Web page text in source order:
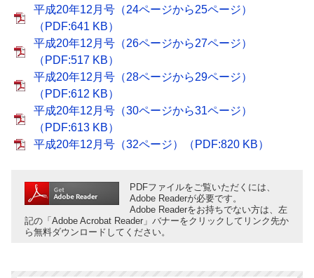
平成20年12月号（24ページから25ページ）
（PDF:641 KB）
平成20年12月号（26ページから27ページ）
（PDF:517 KB）
平成20年12月号（28ページから29ページ）
（PDF:612 KB）
平成20年12月号（30ページから31ページ）
（PDF:613 KB）
平成20年12月号（32ページ）（PDF:820 KB）
PDFファイルをご覧いただくには、
Adobe Readerが必要です。
Adobe Readerをお持ちでない方は、左
記の「Adobe Acrobat Reader」バナーをクリックしてリンク先か
ら無料ダウンロードしてください。